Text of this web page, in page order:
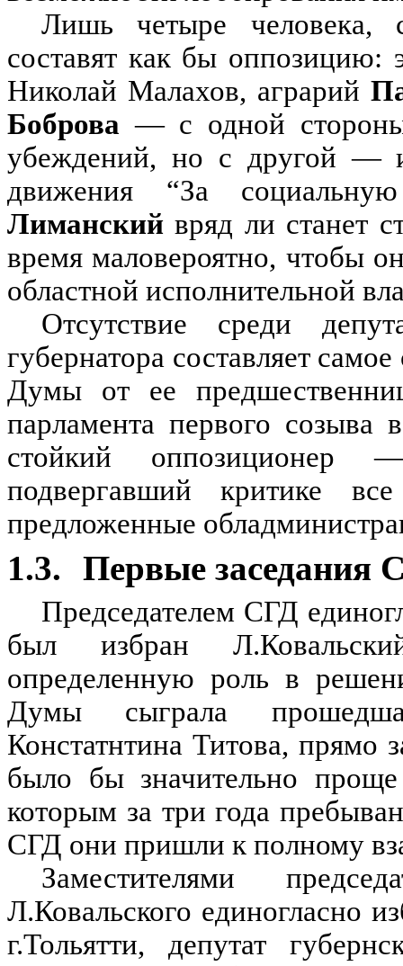
Лишь четыре человека,
составят как бы оппозицию:
Николай Малахов, аграрий
Боброва — с одной
убеждений, но с другой —
движения “За
Лиманскийвряд ли станет
время маловероятно, чтобы
областной исполнительной
Отсутствие среди
губернатора составляет
Думы от ее
парламента первого
стойкий
подвергавший критике
предложенные
1.3. Первые заседания
Председателем СГД
был избран
определенную роль в
Думы сыграла
Констатнтина Титова, прямо
было бы значительно
которым за три года
СГД они пришли к полному
Заместителями
Л.Ковальского единогласно
г.Тольятти, депутат